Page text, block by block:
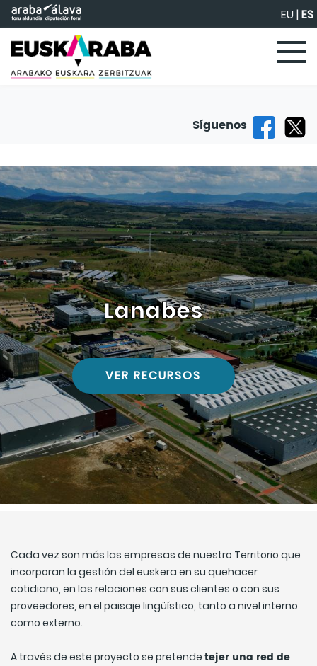
Saltar al contenido principal EU|ES
Síguenos
Lanabes
VER RECURSOS
Cada vez son más las empresas de nuestro Territorio que
incorporan la gestión del euskera en su quehacer
cotidiano, en las relaciones con sus clientes o con sus
proveedores, en el paisaje lingüístico, tanto a nivel interno
como externo.
A través de este proyecto se pretende tejer una red de